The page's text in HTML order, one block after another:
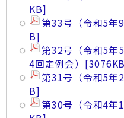
KB]
第33号（令和5年
B]
第32号（令和5年
4回定例会）
第31号（令和5年
B]
第30号（令和4年